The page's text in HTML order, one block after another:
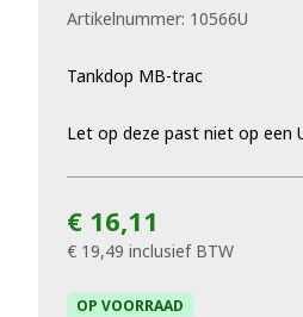
Artikelnummer: 10566U
Tankdop MB-trac
Let op deze past niet op een
€ 16,11
€ 19,49 inclusief BTW
OP VOORRAAD